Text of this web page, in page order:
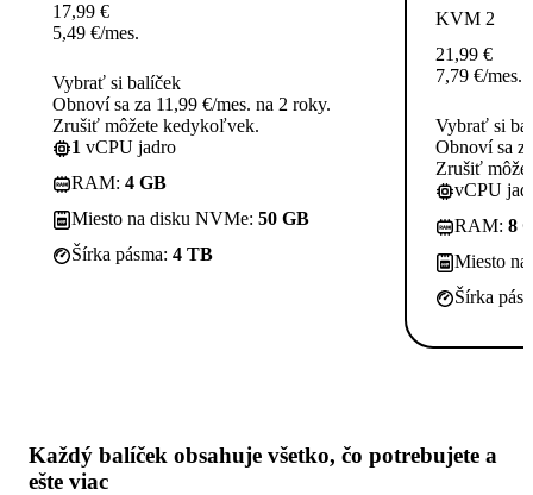
17,99 €
5,49 €/mes.
Vybrať si balíček
Obnoví sa za 11,99 €/mes. na 2 roky.
Zrušiť môžete kedykoľvek.
1 vCPU jadro
RAM: 4 GB
Miesto na disku NVMe: 50 GB
Šírka pásma: 4 TB
KVM 2
21,99 €
7,79 €/mes.
Vybrať si
Obnoví sa
Zrušiť
vCPU
RAM: 8
Miesto
Šírka
Každý balíček obsahuje všetko, čo potrebujete a
ešte viac